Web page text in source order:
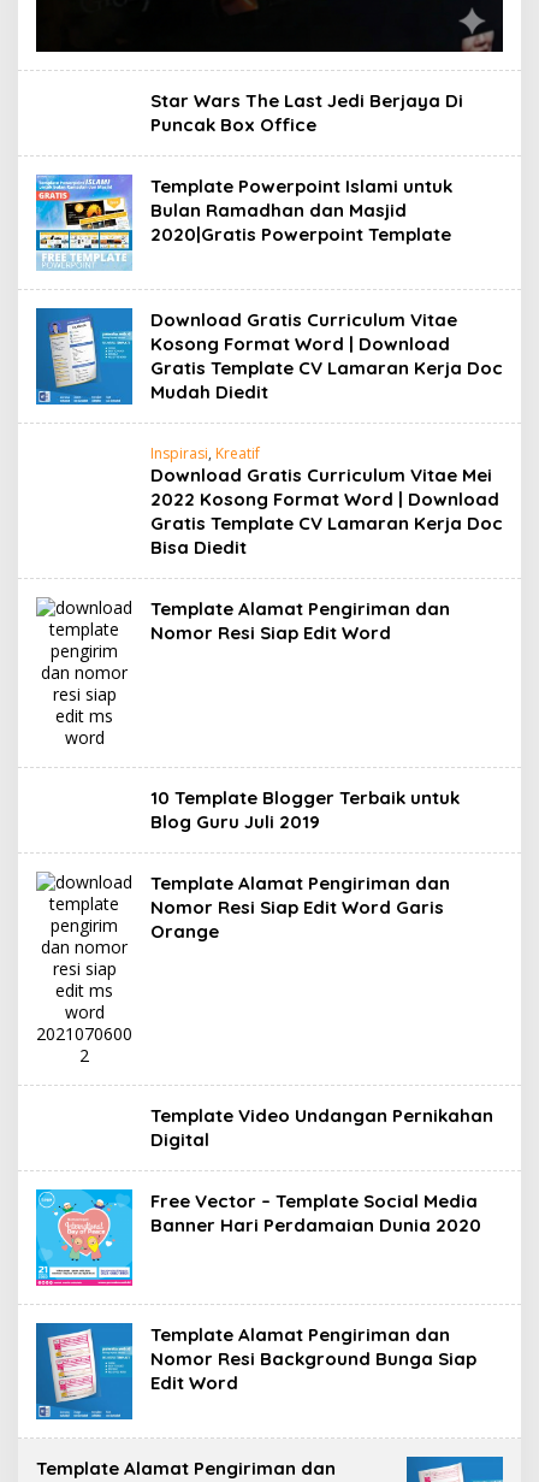
Star Wars The Last Jedi Berjaya Di
Puncak Box Office
Template Powerpoint Islami untuk
Bulan Ramadhan dan Masjid
2020|Gratis Powerpoint Template
Download Gratis Curriculum Vitae
Kosong Format Word | Download
Gratis Template CV Lamaran Kerja Doc
Mudah Diedit
Inspirasi, Kreatif
Download Gratis Curriculum Vitae Mei
2022 Kosong Format Word | Download
Gratis Template CV Lamaran Kerja Doc
Bisa Diedit
Template Alamat Pengiriman dan
Nomor Resi Siap Edit Word
10 Template Blogger Terbaik untuk
Blog Guru Juli 2019
Template Alamat Pengiriman dan
Nomor Resi Siap Edit Word Garis
Orange
Template Video Undangan Pernikahan
Digital
Free Vector – Template Social Media
Banner Hari Perdamaian Dunia 2020
Template Alamat Pengiriman dan
Nomor Resi Background Bunga Siap
Edit Word
Template Alamat Pengiriman dan